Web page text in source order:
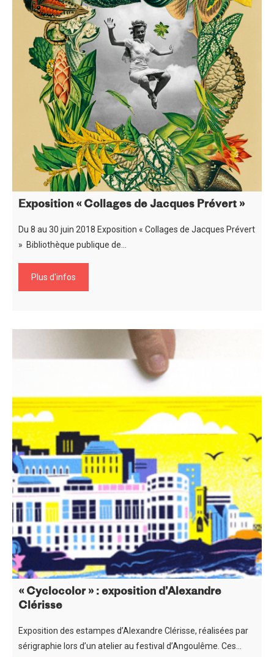
Exposition « Collages de Jacques Prévert »
Du 8 au 30 juin 2018 Exposition « Collages de Jacques Prévert
» Bibliothèque publique de…
Plus d'infos
« Cyclocolor » : exposition d’Alexandre
Clérisse
Exposition des estampes d’Alexandre Clérisse, réalisées par
sérigraphie lors d’un atelier au festival d’Angoulême. Ces…